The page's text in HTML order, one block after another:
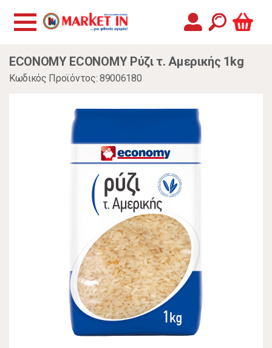
ECONOMY ECONOMY Ρύζι τ. Αμερικής 1kg
Κωδικός Προϊόντος: 89006180